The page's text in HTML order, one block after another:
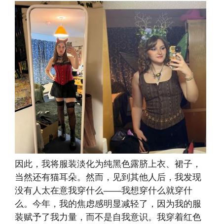
因此，我将服装淡化为纯黑色露脐上衣、裙子，
当然还有猫耳朵。然而，见到其他人后，我发现
没有人太在意我穿什么——我想穿什么就穿什
么。今年，我的焦虑感明显减轻了，因为我的服
装赋予了我力量，而不是自我意识。我穿着红色